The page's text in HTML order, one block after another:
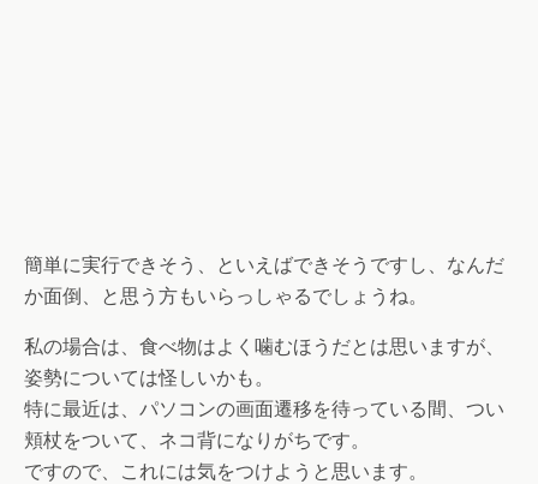
簡単に実行できそう、といえばできそうですし、なんだ
か面倒、と思う方もいらっしゃるでしょうね。
私の場合は、食べ物はよく噛むほうだとは思いますが、
姿勢については怪しいかも。
特に最近は、パソコンの画面遷移を待っている間、つい
頬杖をついて、ネコ背になりがちです。
ですので、これには気をつけようと思います。